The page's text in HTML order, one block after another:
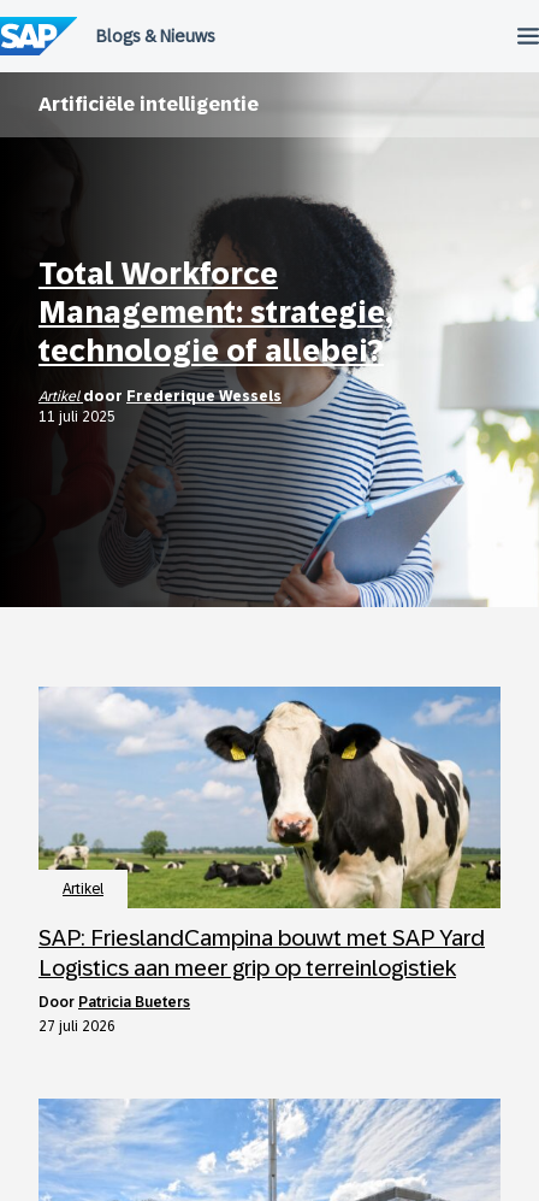
naar
de
inhoud
Artificiële intelligentie
Total Workforce
Management: strategie,
technologie of allebei?
Artikel door Frederique Wessels
11 juli 2025
Artikel
SAP: FrieslandCampina bouwt met SAP Yard
Logistics aan meer grip op terreinlogistiek
door Patricia Bueters
27 juli 2026